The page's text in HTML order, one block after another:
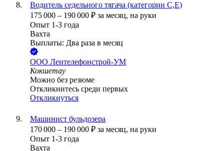
Водитель седельного тягача (категории С,E)
175 000 – 190 000 ₽ за месяц, на руки
Опыт 1-3 года
Вахта
Выплаты: Два раза в месяц
ООО Лентелефонстрой-УМ
Кокшетау
Можно без резюме
Откликнитесь среди первых
Откликнуться
Машинист бульдозера
170 000 – 190 000 ₽ за месяц, на руки
Опыт 1-3 года
Вахта